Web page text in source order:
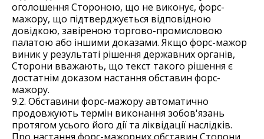
оголошення Стороною, що не виконує, форс-
мажору, що підтверджується відповідною
довідкою, завіреною торгово-промисловою
палатою або іншими доказами. Якщо форс-мажор
виник у результаті рішення державних органів,
Сторони вважають, що текст такого рішення є
достатнім доказом настання обставин форс-
мажору.
9.2. Обставини форс-мажору автоматично
продовжують термін виконання зобов'язань
протягом усього його дії та ліквідації наслідків.